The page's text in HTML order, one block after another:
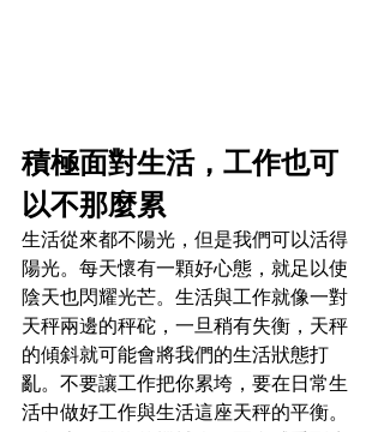
積極面對生活，工作也可
以不那麼累
生活從來都不陽光，但是我們可以活得
陽光。每天懷有一顆好心態，就足以使
陰天也閃耀光芒。生活與工作就像一對
天秤兩邊的秤砣，一旦稍有失衡，天秤
的傾斜就可能會將我們的生活狀態打
亂。不要讓工作把你累垮，要在日常生
活中做好工作與生活這座天秤的平衡。